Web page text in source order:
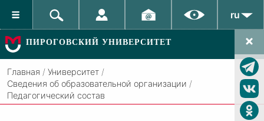
ru
ПИРОГОВСКИЙ УНИВЕРСИТЕТ
Главная / Университет /
Сведения об образовательной организации /
Педагогический состав